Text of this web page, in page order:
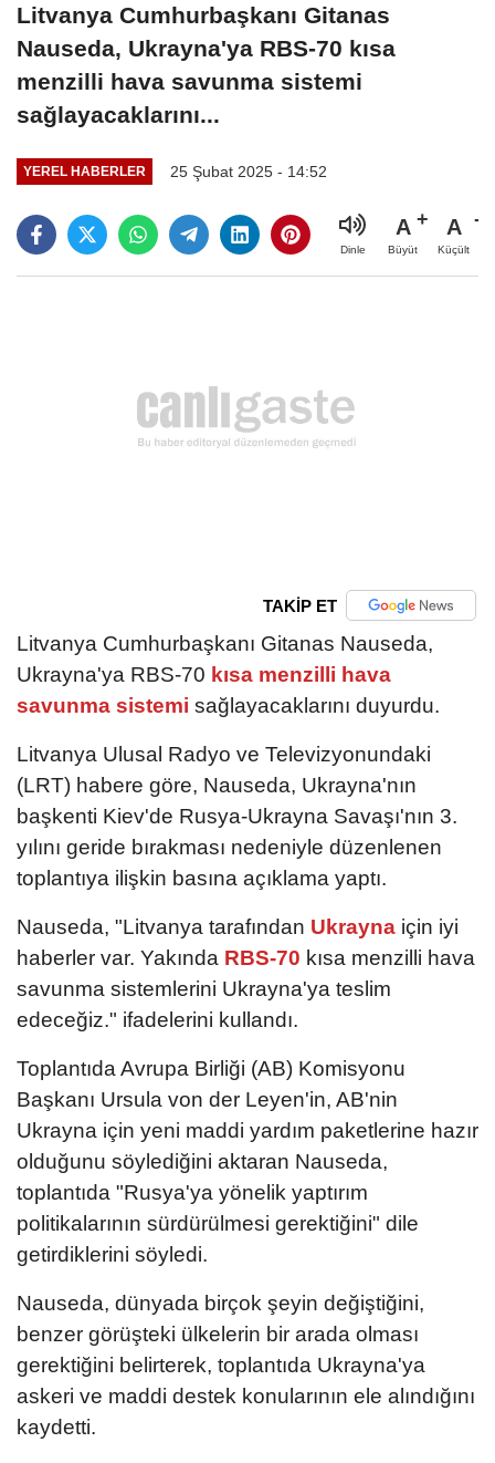
Litvanya Cumhurbaşkanı Gitanas
Nauseda, Ukrayna'ya RBS-70 kısa
menzilli hava savunma sistemi
sağlayacaklarını...
YEREL HABERLER 25 Şubat 2025 - 14:52
Dinle
A
Büyüt
A
Küçült
TAKİP ET
Litvanya Cumhurbaşkanı Gitanas Nauseda,
Ukrayna'ya RBS-70 kısa menzilli hava
savunma sistemi sağlayacaklarını duyurdu.
Litvanya Ulusal Radyo ve Televizyonundaki
(LRT) habere göre, Nauseda, Ukrayna'nın
başkenti Kiev'de Rusya-Ukrayna Savaşı'nın 3.
yılını geride bırakması nedeniyle düzenlenen
toplantıya ilişkin basına açıklama yaptı.
Nauseda, "Litvanya tarafından Ukrayna için iyi
haberler var. Yakında RBS-70 kısa menzilli hava
savunma sistemlerini Ukrayna'ya teslim
edeceğiz." ifadelerini kullandı.
Toplantıda Avrupa Birliği (AB) Komisyonu
Başkanı Ursula von der Leyen'in, AB'nin
Ukrayna için yeni maddi yardım paketlerine hazır
olduğunu söylediğini aktaran Nauseda,
toplantıda "Rusya'ya yönelik yaptırım
politikalarının sürdürülmesi gerektiğini" dile
getirdiklerini söyledi.
Nauseda, dünyada birçok şeyin değiştiğini,
benzer görüşteki ülkelerin bir arada olması
gerektiğini belirterek, toplantıda Ukrayna'ya
askeri ve maddi destek konularının ele alındığını
kaydetti.